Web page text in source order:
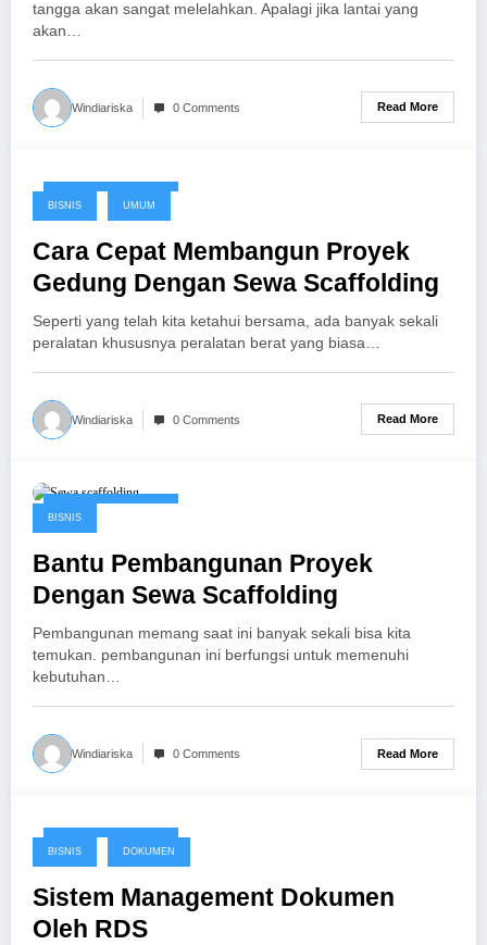
tangga akan sangat melelahkan. Apalagi jika lantai yang
akan…
Windiariska 0 Comments Read More
September 28, 2016
BISNIS UMUM
Cara Cepat Membangun Proyek
Gedung Dengan Sewa Scaffolding
Seperti yang telah kita ketahui bersama, ada banyak sekali
peralatan khususnya peralatan berat yang biasa…
Windiariska 0 Comments Read More
September 26, 2016
BISNIS
Bantu Pembangunan Proyek
Dengan Sewa Scaffolding
Pembangunan memang saat ini banyak sekali bisa kita
temukan. pembangunan ini berfungsi untuk memenuhi
kebutuhan…
Windiariska 0 Comments Read More
September 13, 2016
BISNIS DOKUMEN
Sistem Management Dokumen
Oleh RDS